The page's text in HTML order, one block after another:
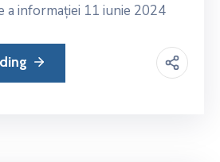
a informației 11 iunie 2024